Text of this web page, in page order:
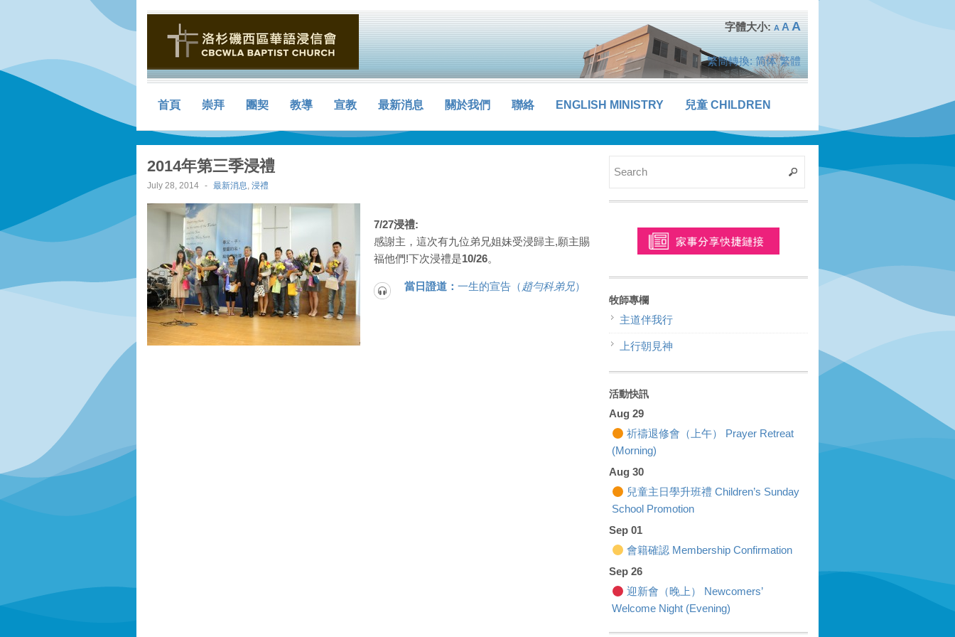
A A A
繁簡轉換: 简体 繁體
首頁 崇拜 團契 教導 宣教 最新消息 關於我們 聯絡 ENGLISH MINISTRY 兒童 CHILDREN
2014年第三季浸禮
July 28, 2014 - 最新消息 浸禮
7/27浸禮:
感謝主，這次有九位弟兄姐妹受浸歸主,願主賜
福他們!下次浸禮是10/26。
當日證道： 一生的宣告（ 趙勻科弟兄）
牧師專欄
主道伴我行
上行朝見神
活動快訊
Aug 29
祈禱退修會（上午） Prayer Retreat
(Morning)
Aug 30
兒童主日學升班禮 Children’s Sunday
School Promotion
Sep 01
會籍確認 Membership Confirmation
Sep 26
迎新會（晚上） Newcomers’
Welcome Night (Evening)